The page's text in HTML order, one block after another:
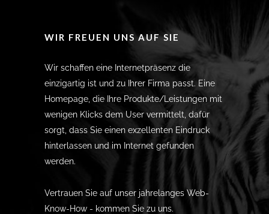
WIR FREUEN UNS AUF SIE
Wir schaffen eine Internetpräsenz die
einzigartig ist und zu Ihrer Firma passt. Eine
Homepage, die Ihre Produkte/Leistungen mit
wenigen Klicks dem User vermittelt, dafür
sorgt, dass Sie einen exzellenten Eindruck
hinterlassen und im Internet gefunden
werden.
Vertrauen Sie auf unser jahrelanges Web-
Know-How - kommen Sie zu uns.